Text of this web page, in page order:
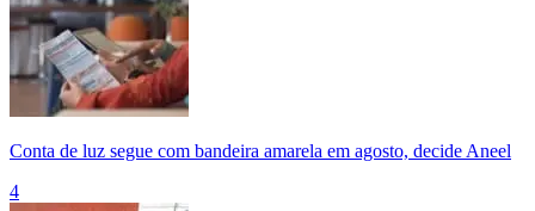
Conta de luz segue com bandeira amarela em agosto, decide Aneel
4